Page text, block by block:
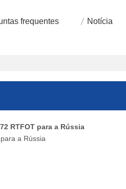
frequentes Notícia
RTFOT para a Rússia
a Rússia